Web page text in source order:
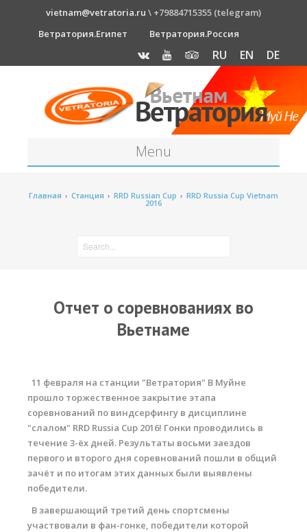
vietnam@vetratoria.ru \ +79884715355 (telegram)
Ветратория.Египет
Ветратория.Россия
RU EN DE
Menu
О станции
RRD Russian Cup
Вьетнам
Медиа
Фото
Видео
Места катания
Ветратория.Дахаб
Главная › Станция › RRD Russian Cup › RRD Russia Cup Vietnam
2016
Отчет о соревнованиях во
Вьетнаме
11 февраля на станции "Ветратория" В Муйне
прошло торжественное закрытие этапа
соревнований по виндсерфингу в дисциплине
"слалом" RRD Russia Cup 2016! Гонки проводились в
течение 3-ёх дней. Результаты восьми заездов
первого и второго дня соревнований пошли в общий
зачёт и по итогам этих данных были выявлены
победители.
В завершающий третий день спортсмены
участвовали в фан-гонке, победители которой